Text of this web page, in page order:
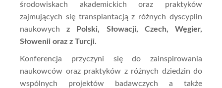
środowiskach akademickich oraz praktyków
zajmujących się transplantacją z różnych dyscyplin
naukowych z Polski, Słowacji, Czech, Węgier,
Słowenii oraz z Turcji.
Konferencja przyczyni się do zainspirowania
naukowców oraz praktyków z różnych dziedzin do
wspólnych projektów badawczych a także